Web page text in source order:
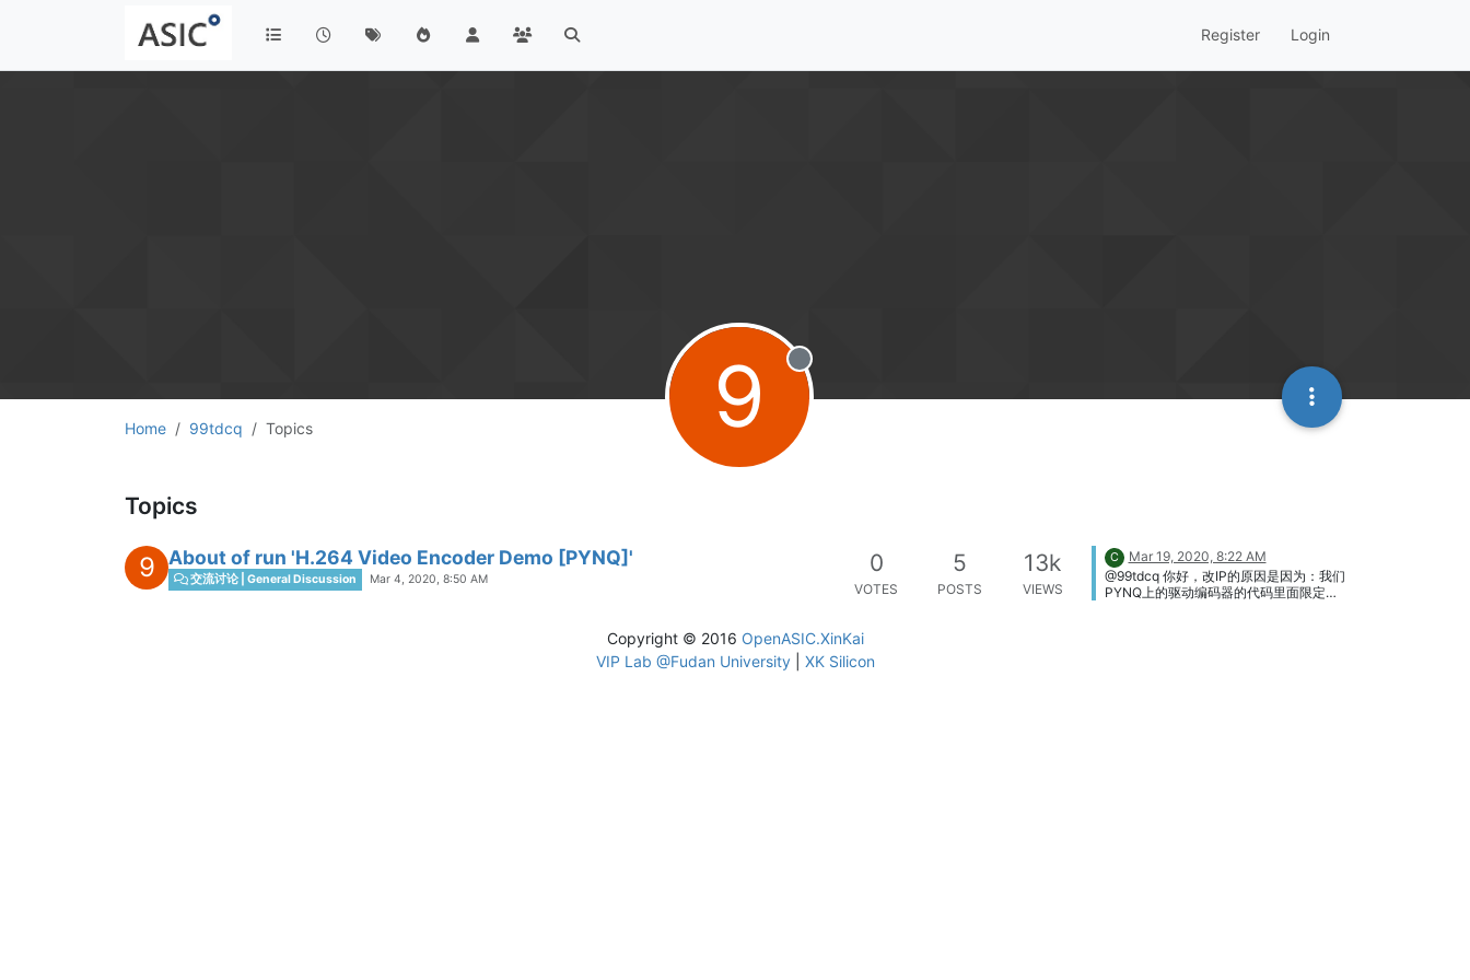
Register Login
Home 99tdcq Topics 9 Offline
Topics
9 About of run 'H.264 Video Encoder Demo [PYNQ]'
交流讨论 | General Discussion Mar 4, 2020, 8:50 AM
0
VOTES
5
POSTS
13k
VIEWS
C
Mar 19, 2020, 8:22 AM
@99tdcq 你好，改IP的原因是因为：我们
PYNQ上的驱动编码器的代码里面限定了
Copyright © 2016 OpenASIC.XinKai
VIP Lab @Fudan University| XK Silicon